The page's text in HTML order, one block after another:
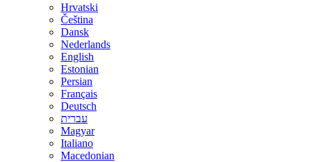
Hrvatski
Čeština
Dansk
Nederlands
English
Estonian
Persian
Français
Deutsch
עברית
Magyar
Italiano
Macedonian